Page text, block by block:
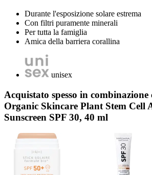
Durante l'esposizione solare estrema
Con filtri puramente minerali
Per tutta la famiglia
Amica della barriera corallina
unisex
Acquistato spesso in
Organic Skincare Plant Stem Cell
Sunscreen SPF 30, 40 ml